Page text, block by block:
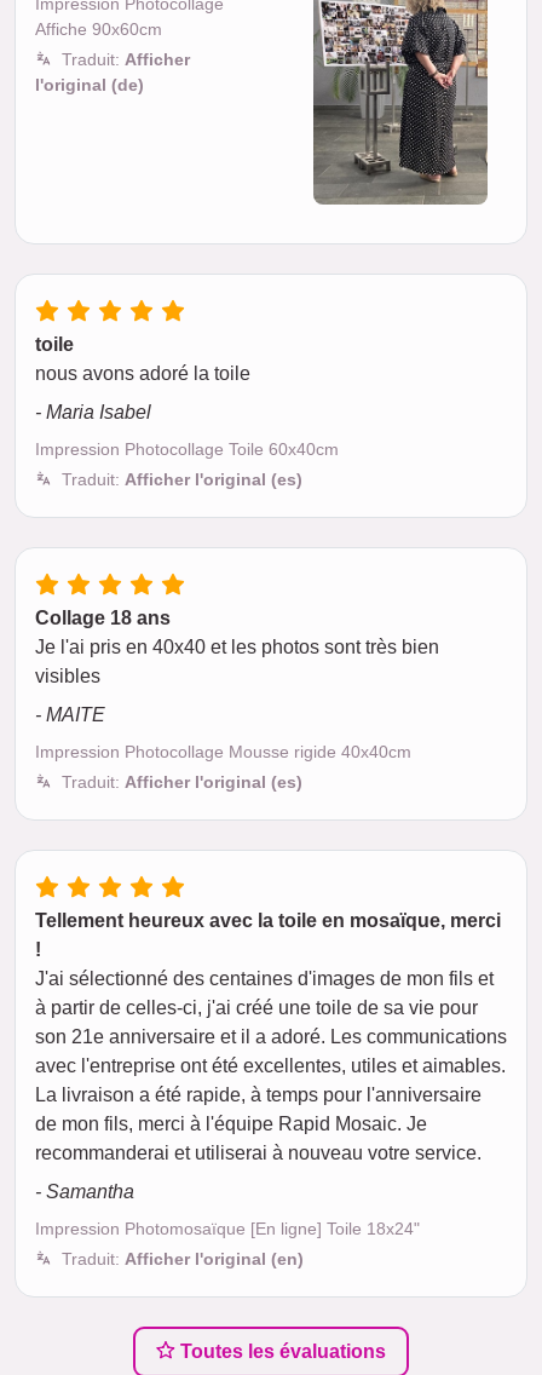
Affiche 90x60cm
Traduit: Afficher
l'original (de)
toile
nous avons adoré la toile
- Maria Isabel
Impression Photocollage Toile 60x40cm
Traduit: Afficher l'original (es)
Collage 18 ans
Je l'ai pris en 40x40 et les photos sont très bien
visibles
- MAITE
Impression Photocollage Mousse rigide 40x40cm
Traduit: Afficher l'original (es)
Tellement heureux avec la toile en mosaïque, merci
!
J'ai sélectionné des centaines d'images de mon fils et
à partir de celles-ci, j'ai créé une toile de sa vie pour
son 21e anniversaire et il a adoré. Les communications
avec l'entreprise ont été excellentes, utiles et aimables.
La livraison a été rapide, à temps pour l'anniversaire
de mon fils, merci à l'équipe Rapid Mosaic. Je
recommanderai et utiliserai à nouveau votre service.
- Samantha
Impression Photomosaïque [En ligne] Toile 18x24"
Traduit: Afficher l'original (en)
Toutes les évaluations